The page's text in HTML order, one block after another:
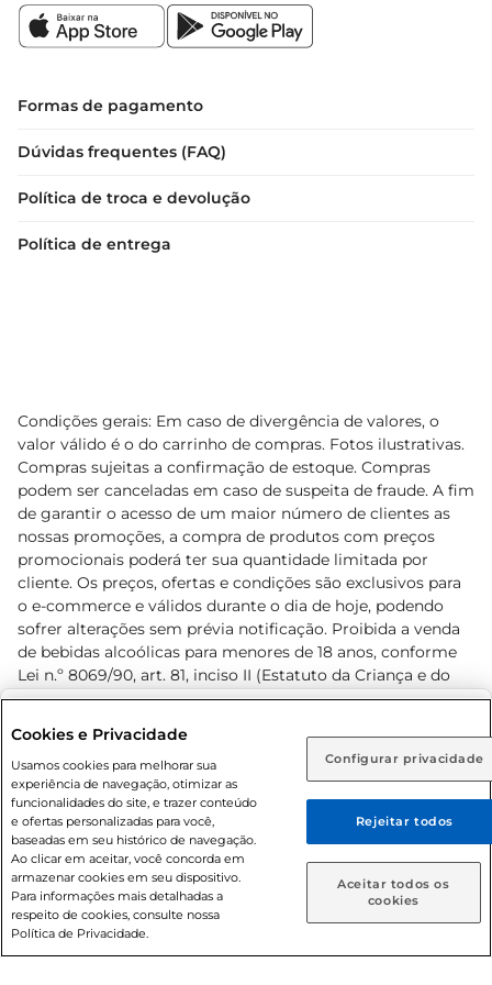
Rio de Janeiro (RJ) Goiás (GO)
Ou
Caso queira comprar online, informe como deseja receber
suas compras:
Entrega em casa Retire em Loja
mantenha sua qualidade e frescor até o
momento de saborear.
Uma escolha consciente
Dark com Caramelo Salgado é uma opção que
experiência do consumidor. Ao escolher este
combina sabor, textura e um toque de
Formas de pagamento
Dúvidas frequentes (FAQ)
Política de troca e devolução
Política de entrega
Condições gerais: Em caso de divergência de valores, o
valor válido é o do carrinho de compras. Fotos ilustrativas.
Compras sujeitas a confirmação de estoque. Compras
podem ser canceladas em caso de suspeita de fraude. A fim
de garantir o acesso de um maior número de clientes as
nossas promoções, a compra de produtos com preços
promocionais poderá ter sua quantidade limitada por
cliente. Os preços, ofertas e condições são exclusivos para
o e-commerce e válidos durante o dia de hoje, podendo
sofrer alterações sem prévia notificação. Proibida a venda
de bebidas alcoólicas para menores de 18 anos, conforme
Lei n.º 8069/90, art. 81, inciso II (Estatuto da Criança e do
Adolescente). Preços e condições exclusivos para o
prévio. O valor mínimo para as compras on-line é de R$
80,00.
© 2026 Copyright. Todos os direitos
reservados Prezunic.
Cookies e Privacidade
Usamos cookies para melhorar sua
experiência de navegação, otimizar as
funcionalidades do site, e trazer conteúdo
e ofertas personalizadas para você,
baseadas em seu histórico de navegação.
Ao clicar em aceitar, você concorda em
armazenar cookies em seu dispositivo.
Para informações mais detalhadas a
respeito de cookies, consulte nossa
Política de Privacidade.
Configurar privacidade
Rejeitar todos
Aceitar todos os
cookies